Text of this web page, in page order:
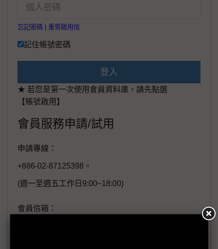
忘記密碼 重寄啟用信
記住帳號密碼
登入
★ 若您是第一次使用會員資料庫，請先點選
【帳號啟用】
會員服務申請/試用
申請專線：
+886-02-87125398。
(週一至週五工作日9:00~18:00)
會員信箱：